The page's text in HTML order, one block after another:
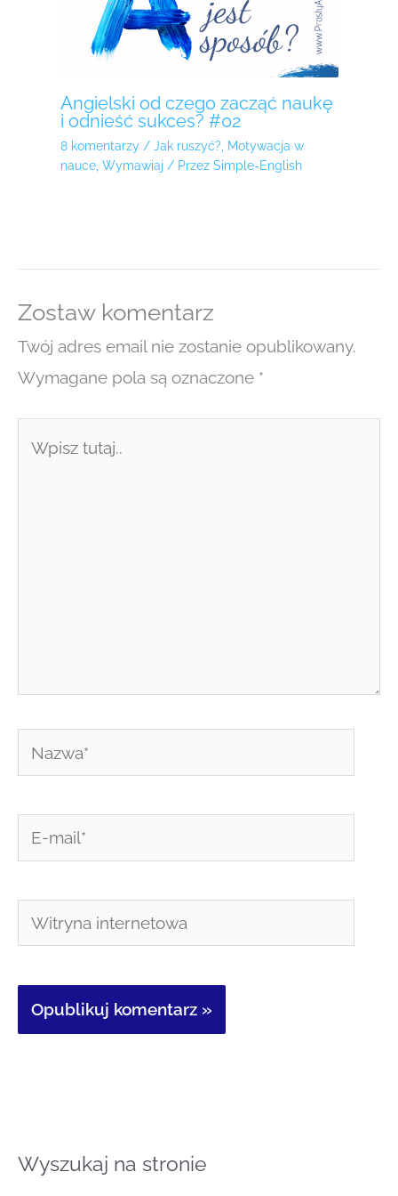
Angielski od czego zacząć naukę
i odnieść sukces? #02
8 komentarzy / Jak ruszyć?, Motywacja w
nauce, Wymawiaj / Przez Simple-English
Zostaw komentarz
Twój adres email nie zostanie opublikowany.
Wymagane pola są oznaczone *
tutaj..
Nazwa*
E-
mail*
Witryna
internetowa
Wyszukaj na stronie